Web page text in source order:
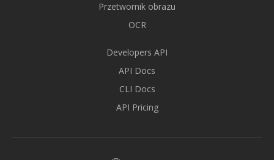
Przetwornik obrazu
OCR
Developers API
API Docs
CLI Docs
API Pricing